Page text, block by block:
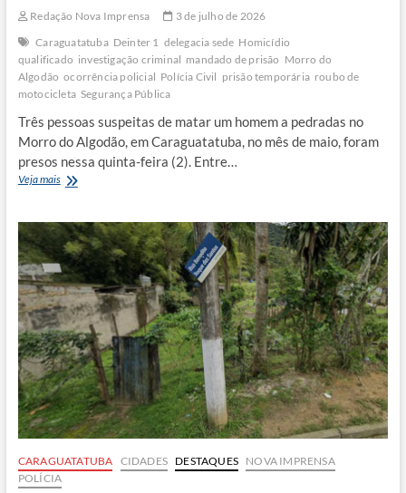
Redação Nova Imprensa
3 de julho de 2026
Caraguatatuba Deinter 1 delegacia sede Homicídio
qualificado investigação criminal mandado de prisão Morro do
Algodão ocorrência policial Polícia Civil prisão temporária roubo de
motocicleta Segurança Pública
Três pessoas suspeitas de matar um homem a pedradas no
Morro do Algodão, em Caraguatatuba, no mês de maio, foram
presos nessa quinta-feira (2). Entre…
Veja maisMãe
são
presos
acusados
de
matar
homem
a
pedradas
em
Caraguatatuba
CARAGUATATUBA CIDADES DESTAQUES
NOVA IMPRENSA
POLÍCIA